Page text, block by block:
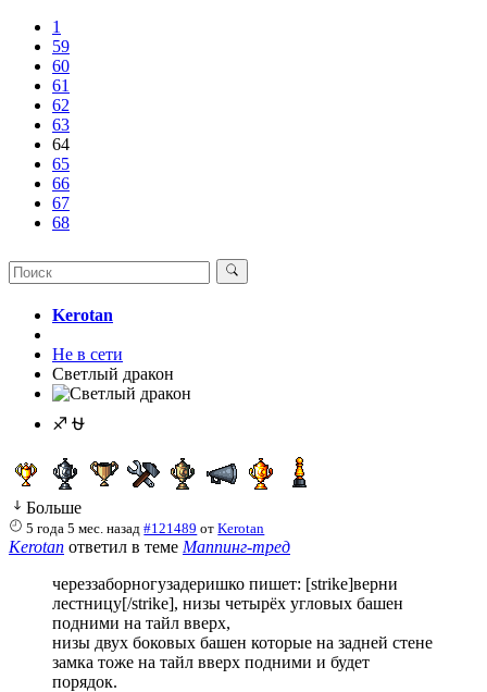
1
59
60
61
62
63
64
65
66
67
68
Kerotan
Не в сети
Светлый дракон
♐ ⛎
Больше
5 года 5 мес. назад #121489 отKerotan
Kerotan ответил в теме Маппинг-тред
череззаборногузадеришко пишет: [strike]верни
лестницу[/strike], низы четырёх угловых башен
подними на тайл вверх,
низы двух боковых башен которые на задней стене
замка тоже на тайл вверх подними и будет
порядок.